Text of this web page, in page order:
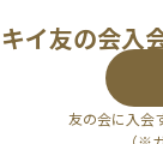
イ友の会入
友の会に入会